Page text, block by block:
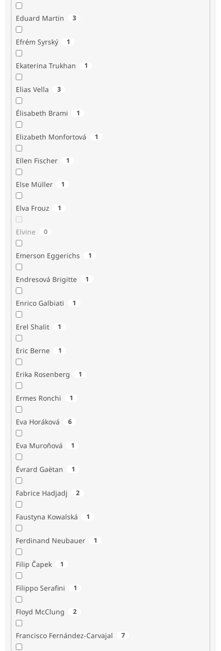
Eduard Martin 3
Efrém Syrský 1
Ekaterina Trukhan 1
Elias Vella 3
Élisabeth Brami 1
Elizabeth Monfortová 1
Ellen Fischer 1
Else Müller 1
Elva Frouz 1
Elvine 0
Emerson Eggerichs 1
Endresová Brigitte 1
Enrico Galbiati 1
Erel Shalit 1
Eric Berne 1
Erika Rosenberg 1
Ermes Ronchi 1
Eva Horáková 6
Eva Muroňová 1
Évrard Gaëtan 1
Fabrice Hadjadj 2
Faustyna Kowalská 1
Ferdinand Neubauer 1
Filip Čapek 1
Filippo Serafini 1
Floyd McClung 2
Francisco Fernández-Carvajal 7